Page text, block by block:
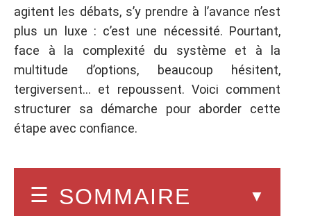
agitent les débats, s’y prendre à l’avance n’est
plus un luxe : c’est une nécessité. Pourtant,
face à la complexité du système et à la
multitude d’options, beaucoup hésitent,
tergiversent… et repoussent. Voici comment
structurer sa démarche pour aborder cette
étape avec confiance.
SOMMAIRE